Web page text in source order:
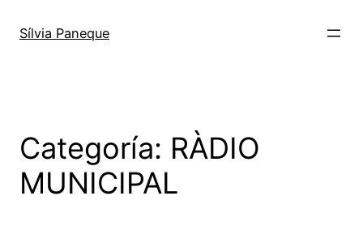
Sílvia Paneque
Categoría: RÀDIO
MUNICIPAL